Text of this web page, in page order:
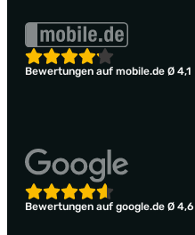
Bewertungen auf mobile.de Ø 4,1
Bewertungen auf google.de Ø 4,6